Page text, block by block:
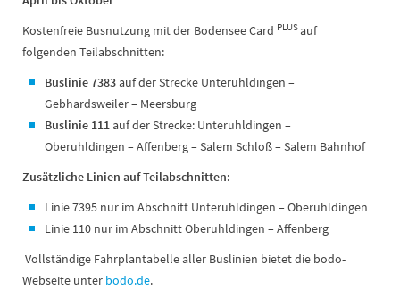
Kostenfreie Busnutzung mit der Bodensee Card PLUSauf
folgenden Teilabschnitten:
Buslinie 7383auf der Strecke Unteruhldingen –
Gebhardsweiler – Meersburg
Buslinie 111auf der Strecke: Unteruhldingen –
Oberuhldingen – Affenberg – Salem Schloß – Salem Bahnhof
Zusätzliche Linien auf Teilabschnitten:
Linie 7395 nur im Abschnitt Unteruhldingen – Oberuhldingen
Linie 110 nur im Abschnitt Oberuhldingen – Affenberg
Vollständige Fahrplantabelle aller Buslinien bietet die bodo-
Webseite unter bodo.de.